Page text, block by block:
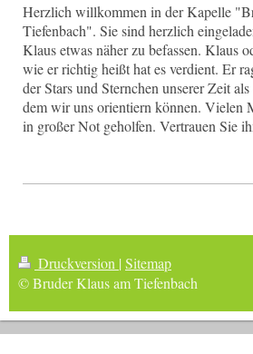
Herzlich willkommen in der Kapelle
Tiefenbach". Sie sind herzlich
Klaus etwas näher zu befassen. Klaus
wie er richtig heißt hat es verdient. Er
der Stars und Sternchen unserer Zeit
dem wir uns orientiern können. Vielen
in großer Not geholfen. Vertrauen Sie
Druckversion | Sitemap
© Bruder Klaus am Tiefenbach